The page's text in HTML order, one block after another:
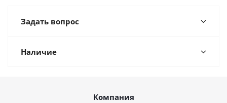
Задать вопрос
Наличие
Компания